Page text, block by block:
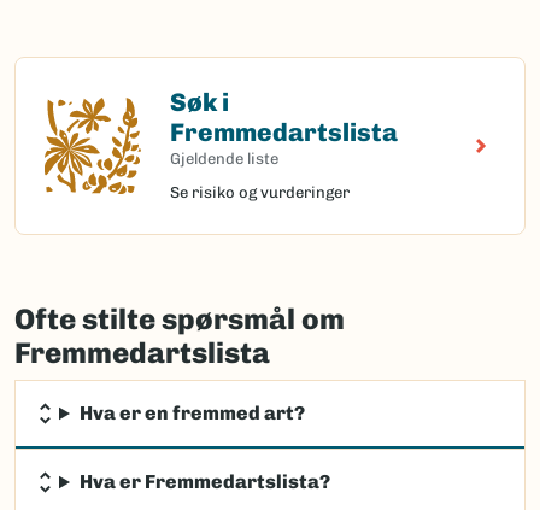
Søk i
Fremmedartslista
Gjeldende liste
Se risiko og vurderinger
Søk i Fremmedartslista
Ofte stilte spørsmål om
Fremmedartslista
Hva er en fremmed art?
Hva er Fremmedartslista?